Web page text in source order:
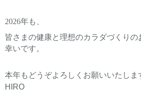
2026年も、
皆さまの健康と理想のカラダづくり
幸いです。
本年もどうぞよろしくお願いいたしま
HIRO